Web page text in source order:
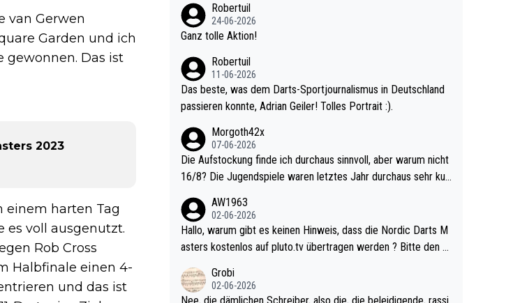
van Gerwen
Garden und ich
gewonnen. Das ist
2023
einem harten Tag
es voll ausgenutzt.
Rob Cross
Halbfinale einen 4-
und das ist
e mal 40+ erst recht. Da gewinnst keinen Blumentopf - ist ja n
och krasser wie ein Pokalspiel eines Kreisligisten vs einem Bu
Robertuil
24-06-2026
Ganz tolle Aktion!
Robertuil
11-06-2026
Das beste, was dem Darts-Sportjournalismus in Deutschland
passieren konnte, Adrian Geiler! Tolles Portrait :).
Morgoth42x
07-06-2026
Die Aufstockung finde ich durchaus sinnvoll, aber warum nicht
16/8? Die Jugendspiele waren letztes Jahr durchaus sehr kur
l. Allerdings ist Mitchell Lawrie als Nummer 1 der Welt eh quali
fiziert. Somit ändert die automatische Qualifikation des Weltm
eisters erstmal nichts. Ich denke sie wollen damit für nächste
d wohl wenig WDF Turniere spielen. Dies war bei Archie Self l
etztes Jahr der Fall. Er musste als amtierender Weltmeister d
AW1963
02-06-2026
Hallo, warum gibt es keinen Hinweis, dass die Nordic Darts M
asters kostenlos auf pluto.tv übertragen werden ? Bitte den A
Grobi
02-06-2026